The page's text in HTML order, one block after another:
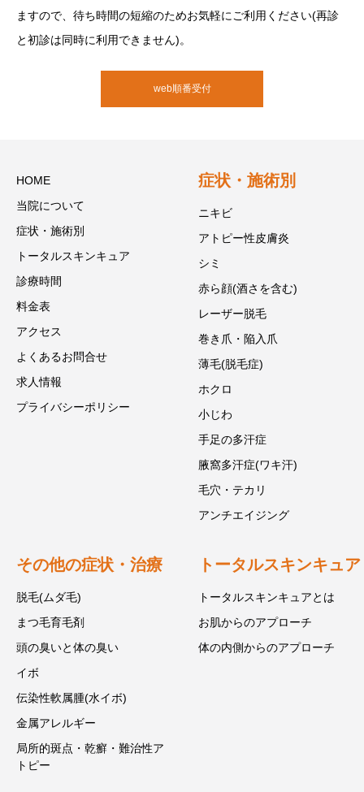
ますので、待ち時間の短縮のためお気軽にご利用ください(再診
と初診は同時に利用できません)。
web順番受付
HOME
当院について
症状・施術別
トータルスキンキュア
診療時間
料金表
アクセス
よくあるお問合せ
求人情報
プライバシーポリシー
症状・施術別
ニキビ
アトピー性皮膚炎
シミ
赤ら顔(酒さを含む)
レーザー脱毛
巻き爪・陥入爪
薄毛(脱毛症)
ホクロ
小じわ
手足の多汗症
腋窩多汗症(ワキ汗)
毛穴・テカリ
アンチエイジング
その他の症状・治療
脱毛(ムダ毛)
まつ毛育毛剤
頭の臭いと体の臭い
イボ
伝染性軟属腫(水イボ)
金属アレルギー
局所的斑点・乾癬・難治性ア
トピー
トータルスキンキュア
トータルスキンキュアとは
お肌からのアプローチ
体の内側からのアプローチ